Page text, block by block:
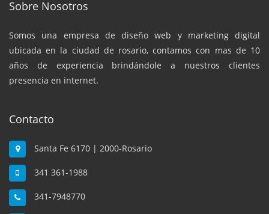
Sobre Nosotros
Somos una empresa de diseño web y marketing digital
ubicada en la ciudad de rosario, contamos con mas de 10
años de experiencia brindándole a nuestros clientes
presencia en internet.
Contacto
Santa Fe 6170 | 2000-Rosario
341 361-1988
341-7948770